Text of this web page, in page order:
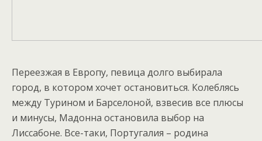
Переезжая в Европу, певица долго выбирала
город, в котором хочет остановиться. Колеблясь
между Турином и Барселоной, взвесив все плюсы
и минусы, Мадонна остановила выбор на
Лиссабоне. Все-таки, Португалия – родина